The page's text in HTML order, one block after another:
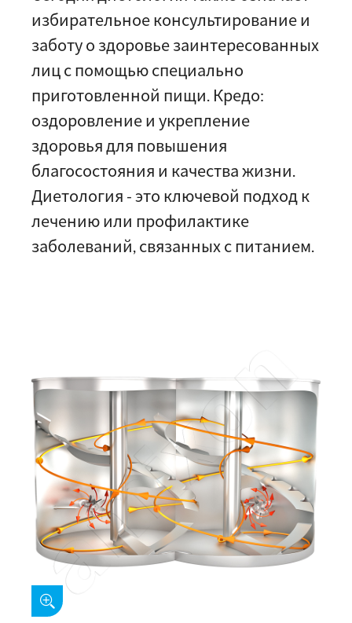
избирательное консультирование и
заботу о здоровье заинтересованных
лиц с помощью специально
приготовленной пищи. Кредо:
оздоровление и укрепление
здоровья для повышения
благосостояния и качества жизни.
Диетология - это ключевой подход к
лечению или профилактике
заболеваний, связанных с питанием.